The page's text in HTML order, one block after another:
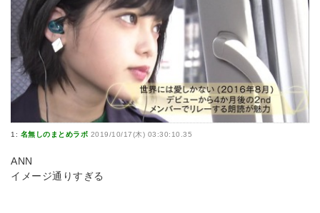
1: 名無しのまとめラボ 2019/10/17(木) 03:30:10.35
ANN
イメージ通りすぎる